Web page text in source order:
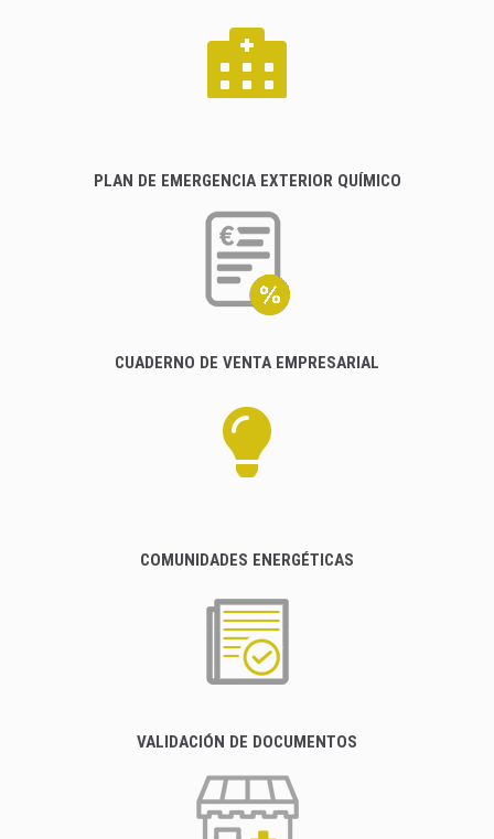
PLAN DE EMERGENCIA EXTERIOR QUÍMICO
CUADERNO DE VENTA EMPRESARIAL
COMUNIDADES ENERGÉTICAS
VALIDACIÓN DE DOCUMENTOS